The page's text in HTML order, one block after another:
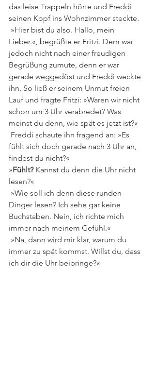
das leise Trappeln hörte und Freddi
seinen Kopf ins Wohnzimmer steckte.
Lieber.«, begrüßte er Fritzi. Dem war
jedoch nicht nach einer freudigen
Begrüßung zumute, denn er war
gerade weggedöst und Freddi weckte
ihn. So ließ er seinem Unmut freien
Lauf und fragte Fritzi: »Waren wir nicht
schon um 3 Uhr verabredet? Was
meinst du denn, wie spät es jetzt ist?«
fühlt sich doch gerade nach 3 Uhr an,
findest du nicht?«
»Fühlt? Kannst du denn die Uhr nicht
lesen?«
Dinger lesen? Ich sehe gar keine
Buchstaben. Nein, ich richte mich
immer nach meinem Gefühl.«
immer zu spät kommst. Willst du, dass
ich dir die Uhr beibringe?«